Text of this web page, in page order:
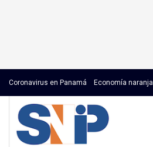
Coronavirus en Panamá Economía naranja